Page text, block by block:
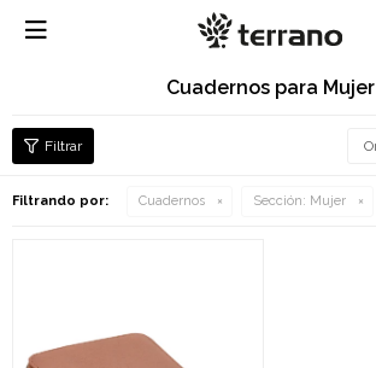

Cuadernos para Mujer
Filtrando por: Cuadernos Sección: Mujer